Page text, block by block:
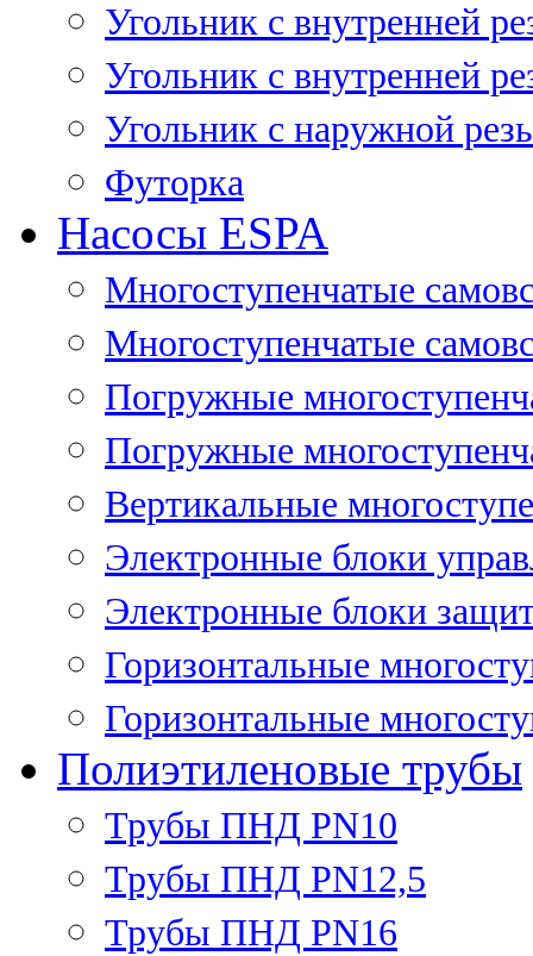
Угольник c внутренней
Угольник с внутренней
Угольник с наружной
Футорка
Насосы ESPA
Многоступенчатые
Многоступенчатые
Погружные
Погружные
Вертикальные
Электронные блоки
Электронные блоки
Горизонтальные
Горизонтальные
Полиэтиленовые трубы
Трубы ПНД PN10
Трубы ПНД PN12,5
Трубы ПНД PN16